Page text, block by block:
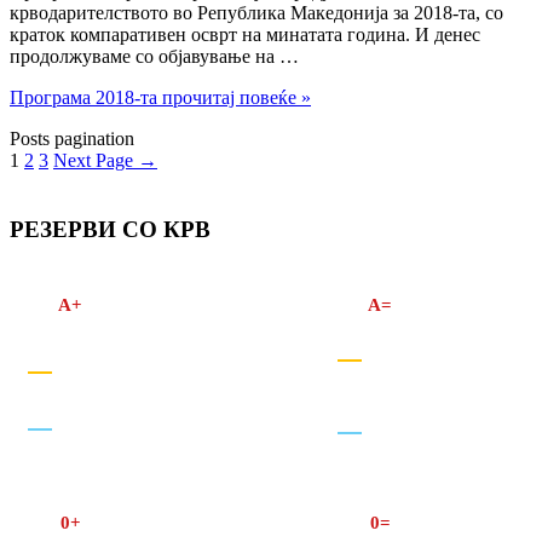
крводарителството во Република Македонија за 2018-та, со
краток компаративен осврт на минатата година. И денес
продолжуваме со објавување на …
Програма 2018-та прочитај повеќе »
Posts pagination
1 2 3 Next Page →
РЕЗЕРВИ СО КРВ
A+ A=
0+ 0=